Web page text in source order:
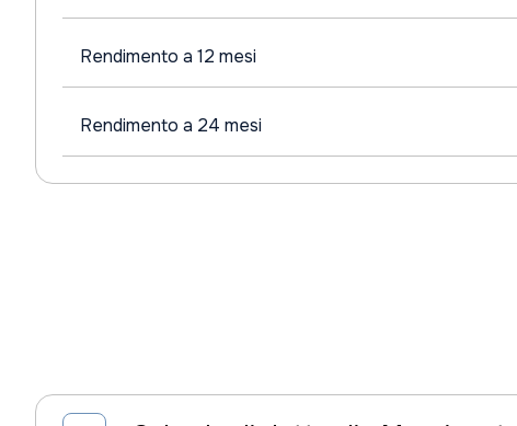
Rendimento a 12 mesi
Rendimento a 24 mesi